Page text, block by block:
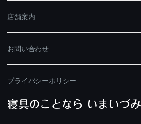
店舗案内
お問い合わせ
プライバシーポリシー
寝具のことなら いまいづみ